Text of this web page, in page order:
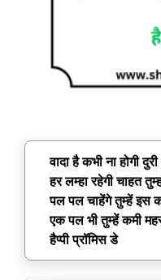
वादा है कभी ना होगी
हर लम्हा रहेगी चाहत
पल पल चाहेंगे तुम्हें इस
एक पल भी तुम्हें कमी
हैप्पी प्रॉमिस डे